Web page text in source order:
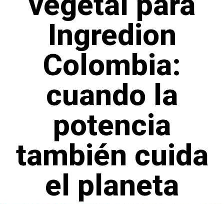
Ingredion
Colombia:
cuando la
potencia
también cuida
el planeta